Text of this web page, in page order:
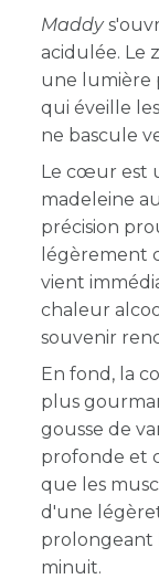
Maddy
acidulée. Le
une lumière
qui éveille
ne bascule
Le cœur est
madeleine
précision
légèrement
vient
chaleur
souvenir
En fond, la
plus
gousse de
profonde et
que les
d'une
prolongeant
minuit.